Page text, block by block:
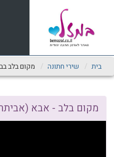
מַעֲרֶכֶת
בִּקְלִיק
לִנְגִישׁוּת
הָאֲתָר.
בית שירי חתונה מקום בלב
מקום בלב - אבא